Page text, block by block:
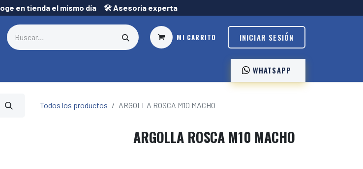
en tienda el mismo día 🛠️ Asesoría experta
MI CARRITO INICIAR SESIÓN
WHATSAPP ️
Todos los productos ARGOLLA ROSCA M10 MACHO
ARGOLLA ROSCA M10 MACHO